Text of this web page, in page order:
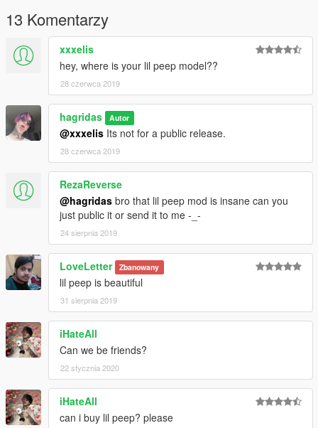
13 Komentarzy
xxxelis
hey, where is your lil peep model??
28 czerwca 2019
hagridas Autor
@xxxelis Its not for a public release.
28 czerwca 2019
RezaReverse
@hagridas bro that lil peep mod is insane can you
just public it or send it to me -_-
24 sierpnia 2019
LoveLetter Zbanowany
lil peep is beautiful
31 sierpnia 2019
iHateAll
Can we be friends?
22 stycznia 2020
iHateAll
can i buy lil peep? please